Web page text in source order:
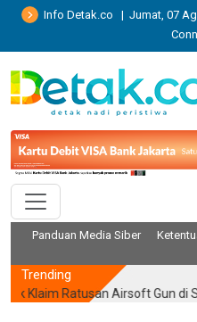
Info Detak.co | Jumat, 07
Panduan Media Siber
Trending
Ratusan Airsoft Gun di